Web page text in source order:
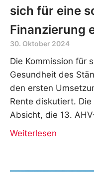
sich für eine
Finanzierung
30. Oktober 2024
Die Kommission für
Gesundheit des
den ersten
Rente diskutiert.
Absicht, die 13.
Weiterlesen